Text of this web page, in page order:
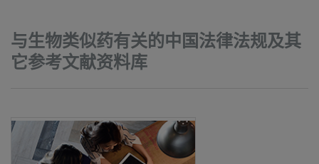
与生物类似药有关的中国法律法规及其
它参考文献资料库